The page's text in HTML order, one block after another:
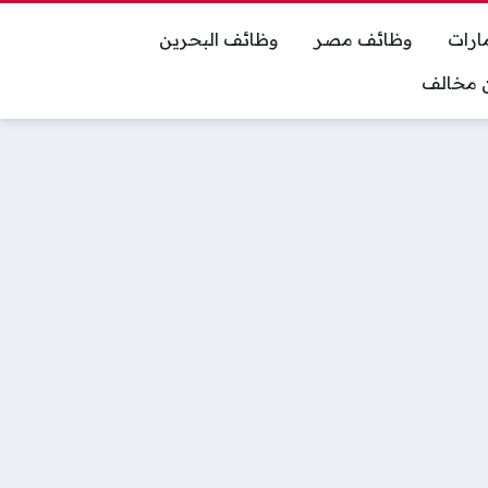
وظائف مصر
وظائف البحرين
مخالف